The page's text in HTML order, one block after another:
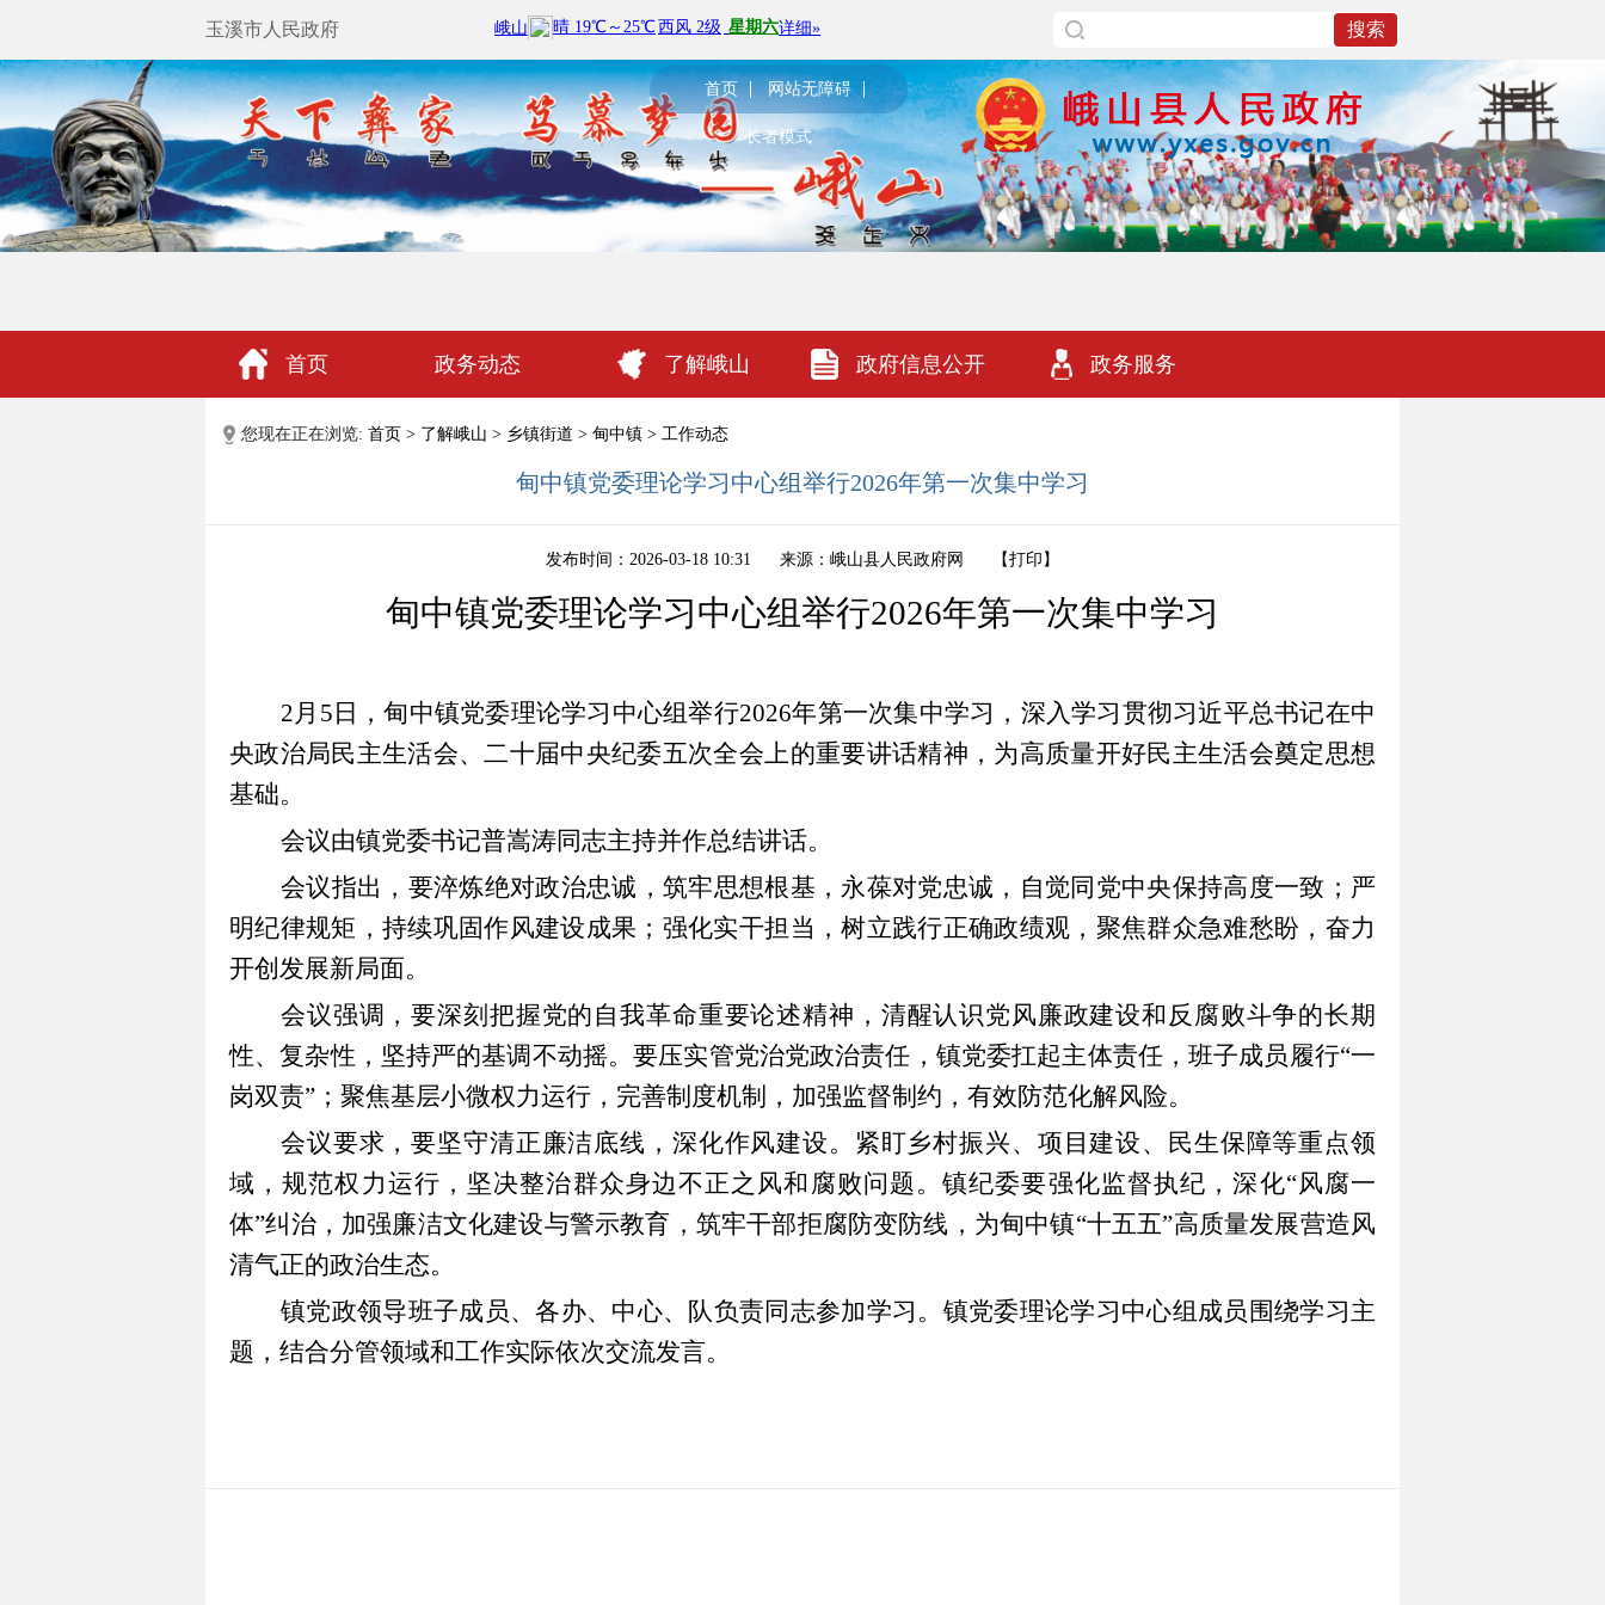
玉溪市人民政府
首页 网站无障碍
长者模式
首页 政务动态 了解峨山 政府信息公开 政务服务
政民互动
您现在正在浏览: 首页 > 了解峨山 > 乡镇街道 > 甸中镇 > 工作动态
甸中镇党委理论学习中心组举行2026年第一次集中学习
发布时间：2026-03-18 10:31 来源：峨山县人民政府网 【打印 】
甸中镇党委理论学习中心组举行2026年第一次集中学习
2月 5 日，甸中镇党委理论学习中心组举行2026年第一次集中学习，深入学习贯彻习近平总书记在中
央政治局民主生活会、二十届中央纪委五次全会上的重要讲话精神，为高质量开好民主生活会奠定思想
基础。
会议由镇党委书记普嵩涛同志主持并作总结讲话。
会议指出 ，要淬炼绝对政治忠诚，筑牢思想根基，永葆对党忠诚，自觉同党中央保持高度一致；严
明纪律规矩，持续巩固作风建设成果；强化实干担当，树立践行正确政绩观，聚焦群众急难愁盼，奋力
开创发展新局面。
会议强调 ，要深刻把握党的自我革命重要论述精神，清醒认识党风廉政建设和反腐败斗争的长期
性、复杂性，坚持严的基调不动摇。要压实管党治党政治责任，镇党委扛起主体责任，班子成员履行“一
岗双责” ；聚焦基层小微权力运行，完善制度机制，加强监督制约，有效防范化解风险。
会议要求，要坚守清正廉洁底线，深化作风建设。紧盯乡村振兴、项目建设、民生保障等重点领
域，规范权力运行，坚决整治群众身边不正之风和腐败问题。镇纪委要强化监督执纪，深化“风腐一
体”纠治，加强廉洁文化建设与警示教育，筑牢干部拒腐防变防线，为甸中镇“十五五”高质量发展营造风
清气正的政治生态。
镇党政领导班子成员、各办、中心、队负责同志参加学习。镇党委理论学习中心组成员围绕学习主
题，结合分管领域和工作实际依次交流发言。